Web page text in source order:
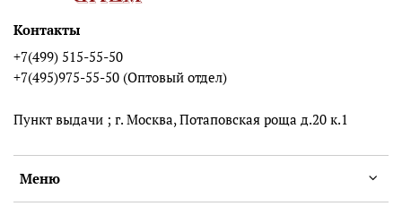
Меню
Контакты
+7(499) 515-55-50
+7(495)975-55-50 (Оптовый отдел)
Пункт выдачи ; г. Москва, Потаповская роща д.20 к.1